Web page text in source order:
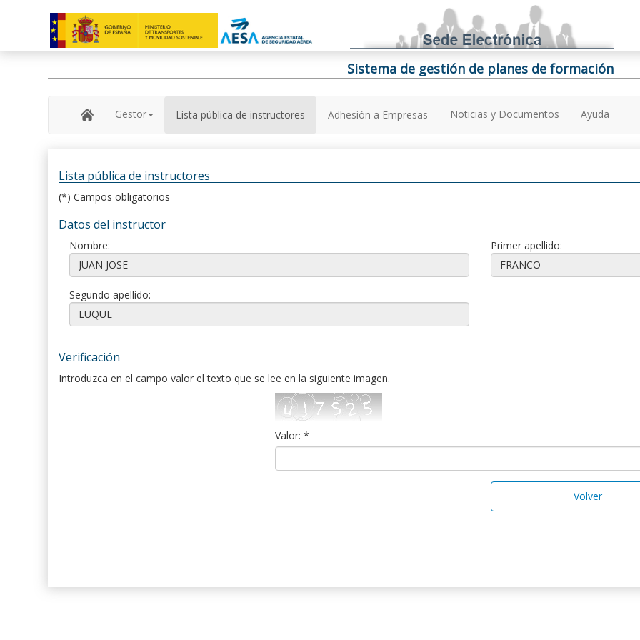
Sistema de gestión de planes de formación
Gestor Lista pública de instructores Adhesión a Empresas Noticias y Documentos Ayuda
Lista pública de instructores
(*) Campos obligatorios
Datos del instructor
Nombre: Primer apellido:
Segundo apellido:
Verificación
Introduzca en el campo valor el texto que se lee en la siguiente imagen.
Valor: *
Volver